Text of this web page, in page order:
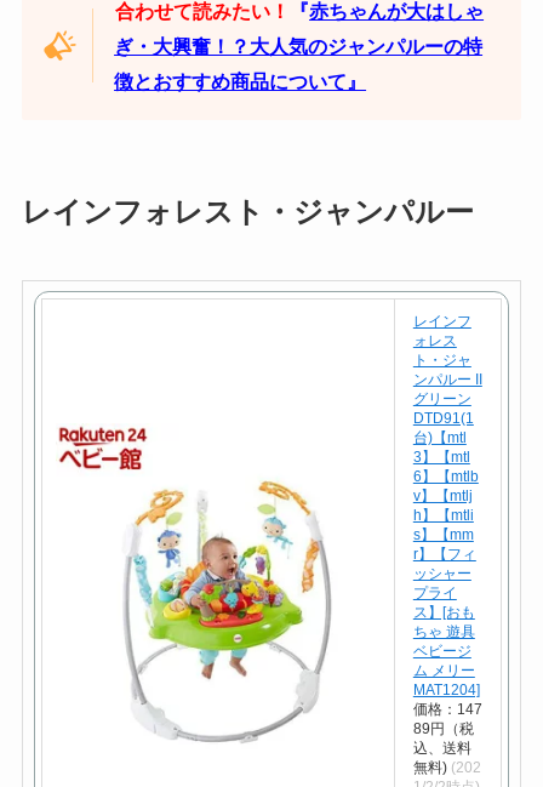
合わせて読みたい！ 『赤ちゃんが大はしゃ
ぎ・大興奮！？大人気のジャンパルーの特
徴とおすすめ商品について』
レインフォレスト・ジャンパルー
レインフ
ォレス
ト・ジャ
ンパルー II
グリーン
DTD91(1
台)【mtl
3】【mtl
6】【mtlb
v】【mtlj
h】【mtli
s】【mm
r】【フィ
ッシャー
プライ
ス】[おも
ちゃ 遊具
ベビージ
ム メリー
MAT1204]
価格：147
89円（税
込、送料
無料) (202